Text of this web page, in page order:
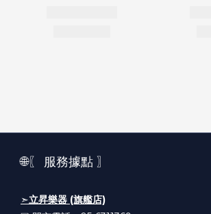
🌐〖 服務據點 〗
➣立昇樂器 (旗艦店)